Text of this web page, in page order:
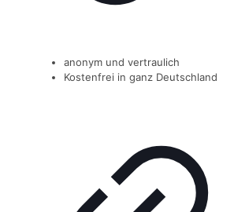
anonym und vertraulich
Kostenfrei in ganz Deutschland